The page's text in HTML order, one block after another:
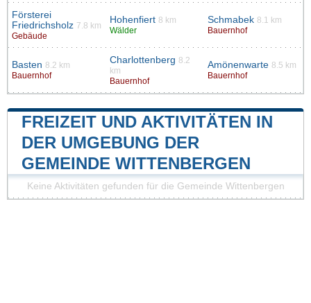
Försterei
Friedrichsholz 7.8 km
Gebäude
Hohenfiert 8 km
Wälder
Schmabek 8.1 km
Bauernhof
Basten 8.2 km
Bauernhof
Charlottenberg 8.2
km
Bauernhof
Amönenwarte 8.5 km
Bauernhof
FREIZEIT UND AKTIVITÄTEN IN
DER UMGEBUNG DER
GEMEINDE WITTENBERGEN
Keine Aktivitäten gefunden für die Gemeinde Wittenbergen